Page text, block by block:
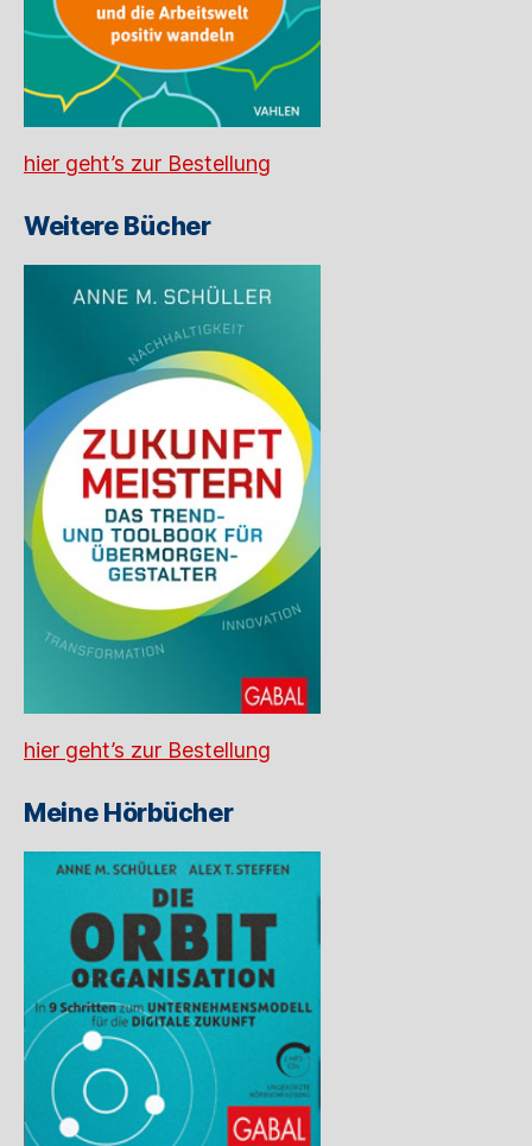
hier geht’s zur Bestellung
Weitere Bücher
hier geht’s zur Bestellung
Meine Hörbücher